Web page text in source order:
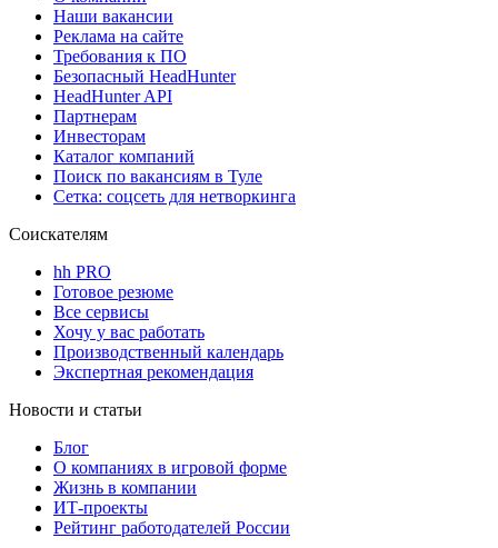
Наши вакансии
Реклама на сайте
Требования к ПО
Безопасный HeadHunter
HeadHunter API
Партнерам
Инвесторам
Каталог компаний
Поиск по вакансиям в Туле
Сетка: соцсеть для нетворкинга
Соискателям
hh PRO
Готовое резюме
Все сервисы
Хочу у вас работать
Производственный календарь
Экспертная рекомендация
Новости и статьи
Блог
О компаниях в игровой форме
Жизнь в компании
ИТ-проекты
Рейтинг работодателей России